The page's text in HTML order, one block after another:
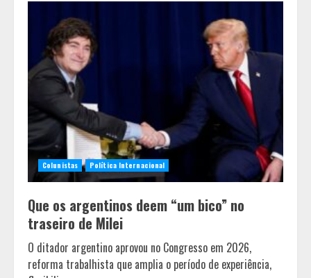
Colunistas Política Internacional
Que os argentinos deem “um bico” no
traseiro de Milei
O ditador argentino aprovou no Congresso em 2026,
reforma trabalhista que amplia o período de experiência,